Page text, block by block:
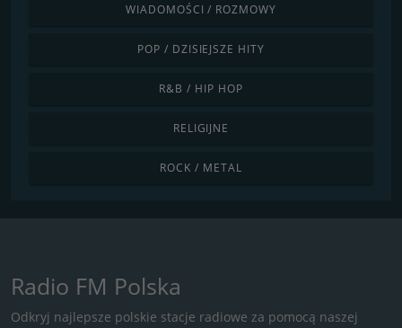
WIADOMOŚCI / ROZMOWY
POP / DZISIEJSZE HITY
R&B / HIP HOP
RELIGIJNE
ROCK / METAL
Radio FM Polska
Odkryj najlepsze polskie stacje radiowe za pomocą naszej